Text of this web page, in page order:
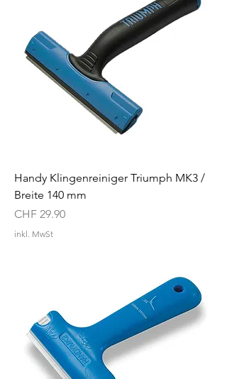
Handy Klingenreiniger Triumph MK3 /
Breite 140 mm
Preis
CHF 29.90
inkl. MwSt